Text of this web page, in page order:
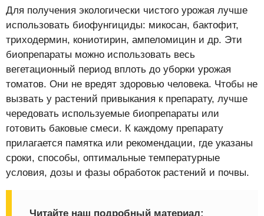
Для получения экологически чистого урожая лучше
использовать биофунгициды: микосан, бактофит,
триходермин, кониотирин, ампеломицин и др. Эти
биопрепараты можно использовать весь
вегетационный период вплоть до уборки урожая
томатов. Они не вредят здоровью человека. Чтобы не
вызвать у растений привыкания к препарату, лучше
чередовать используемые биопрепараты или
готовить баковые смеси. К каждому препарату
прилагается памятка или рекомендации, где указаны
сроки, способы, оптимальные температурные
условия, дозы и фазы обработок растений и почвы.
Читайте наш подробный материал: